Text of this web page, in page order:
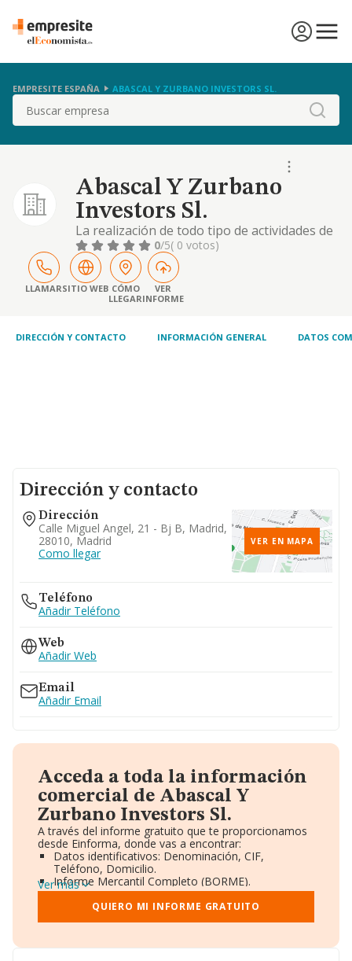
EMPRESITE ESPAÑA ABASCAL Y ZURBANO INVESTORS SL.
Buscar
Abascal Y Zurbano
Investors Sl.
La realización de todo tipo de actividades de
carácter inmobiliario, en especial las
relativas a la adquisición, tenencia,
arrendamiento, enajenación, promoción,
rehabilitación y explotación por cualquier
título de toda clase de bienes inmuebles, así
0/5( 0 votos)
LLAMARSITIO WEB CÓMO
LLEGAR
VER
INFORME
DIRECCIÓN Y CONTACTO INFORMACIÓN GENERAL DATOS
Dirección y contacto
Dirección
Calle Miguel Angel, 21 - Bj B, Madrid,
28010, Madrid
Como llegar
VER EN MAPA
Teléfono
Añadir Teléfono
Web
Añadir Web
Email
Añadir Email
Acceda a toda la información
comercial de Abascal Y
Zurbano Investors Sl.
A través del informe gratuito que te proporcionamos
desde Einforma, donde vas a encontrar:
Datos identificativos: Denominación, CIF,
Teléfono, Domicilio.
Informe Mercantil Completo (BORME).
Gráficos de Evolución Ventas y Empleados.
Consejo de Administración y Administradores.
Directivos y Ejecutivos.
Ver más
QUIERO MI INFORME GRATUITO